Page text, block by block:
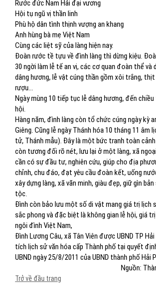
Rước đức Nam Hải đại vương
Hội tụ ngũ vị thần linh
Phù hộ dân tình thịnh vượng an khang
Anh hùng bà mẹ Việt Nam
Cùng các liệt sỹ của làng hiện nay.
Đoàn rước tề tựu về đình làng thì dừng kiệu.
30 ngời làm lễ tế an vị, các cơ quan đoàn thể và
dâng hương, lễ vật cúng thần gồm xôi trắng, thịt
rượu...
Ngày mùng 10 tiếp tục lễ dâng hương, đến
hội.
Hàng năm, đình làng còn tổ chức cúng ngày kỳ
Giêng. Cũng lễ ngày Thánh hóa 10 tháng 11 âm
tử, Thánh mẫu). Đây là một bức tranh toàn cảnh
còn tương đối rõ nét, lưu lại ở một làng, xã
cần có sự đầu tư, nghiên cứu, giúp cho địa
chỉnh, chu đáo, đạt yêu cầu đoàn kết, uống
xây dựng làng, xã văn minh, giàu đẹp, giữ gìn
tộc.
Đình còn bảo lưu một số di vật mang giá trị lịch
sắc phong và đặc biệt là không gian lễ hội, giá
ngôi đình Việt Nam,
Đình Lương Câu, xã Tân Viên được UBND TP
tích lịch sử văn hóa cấp Thành phố tại quyết
UBND ngày 25/8/2011 của UBND thành phố Hải
Nguồn:
Trở về đầu trang